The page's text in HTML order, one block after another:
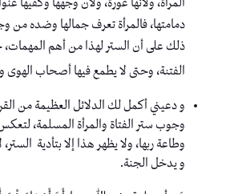
المرأة، ولأنها عورة، ولأن وجهها وكفيها
دمامتها، فالمرأة تعرف جمالها وضده من
ذلك على أن الستر لهذا من أهم
الفتنة، وحتى لا يطمع فيها أصحاب الهوى
و دعيني أكمل لك الدلائل العظيمة من
وجوب ستر الفتاة والمرأة المسلمة،
وطاعة ربها، ولا يظهر هذا إلا بتأدية
و يدخل الجنة.